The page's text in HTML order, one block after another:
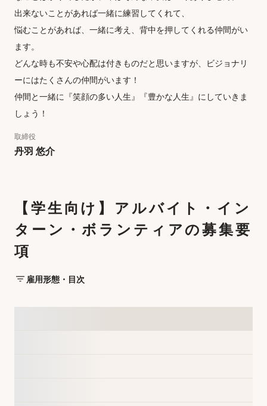
出来ないことがあれば一緒に練習してくれて、
悩むことがあれば、一緒に考え、背中を押してくれる仲間がい
ます。
どんな時も不安や心配は付きものだと思いますが、ビジョナリ
ーにはたくさんの仲間がいます！
仲間と一緒に『笑顔の多い人生』『豊かな人生』にしていきま
しょう！
取締役
丹羽 悠介
【学生向け】アルバイト・イン
ターン・ボランティアの募集要
項
雇用形態・目次